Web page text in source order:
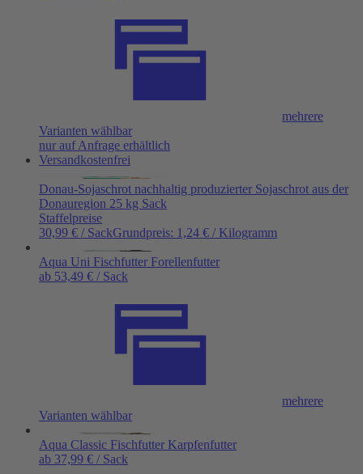
mehrere
Varianten wählbar
nur auf Anfrage erhältlich
Versandkostenfrei
Donau-Sojaschrot nachhaltig produzierter Sojaschrot aus der
Donauregion 25 kg Sack
Staffelpreise
30,99 € / SackGrundpreis: 1,24 € / Kilogramm
Aqua Uni Fischfutter Forellenfutter
ab 53,49 € / Sack
mehrere
Varianten wählbar
Aqua Classic Fischfutter Karpfenfutter
ab 37,99 € / Sack